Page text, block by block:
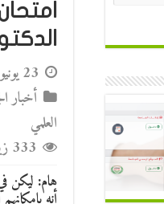
23 يونيو، 2026
أخبار
العلمي
333 زيارة